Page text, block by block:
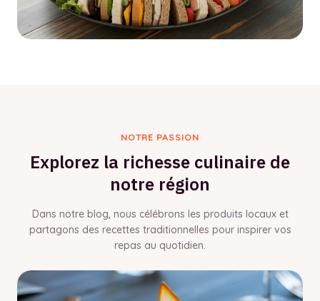
NOTRE PASSION
Explorez la richesse culinaire de
notre région
Dans notre blog, nous célébrons les produits locaux et
partagons des recettes traditionnelles pour inspirer vos
repas au quotidien.